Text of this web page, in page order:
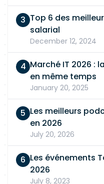
Top 6 des
salarial
December 12, 2024
Marché IT 2026 :
en même temps
January 20, 2025
Les meilleurs
en 2026
July 20, 2026
Les événements
2026
July 8, 2023